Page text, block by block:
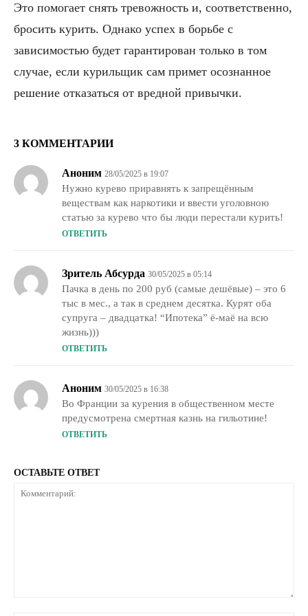
Это помогает снять тревожность и, соответственно,
бросить курить. Однако успех в борьбе с
зависимостью будет гарантирован только в том
случае, если курильщик сам примет осознанное
решение отказаться от вредной привычки.
3 КОММЕНТАРИИ
Аноним 28/05/2025 в 19:07
Нужно курево приравнять к запрещённым
веществам как наркотики и ввести уголовною
статью за курево что бы люди перестали курить!
ОТВЕТИТЬ
Зритель Абсурда 30/05/2025 в 05:14
Пачка в день по 200 руб (самые дешёвые) – это 6
тыс в мес., а так в среднем десятка. Курят оба
супруга – двадцатка! “Ипотека” ё-маё на всю
жизнь)))
ОТВЕТИТЬ
Аноним 30/05/2025 в 16:38
Во Франции за курения в общественном месте
предусмотрена смертная казнь на гильотине!
ОТВЕТИТЬ
ОСТАВЬТЕ ОТВЕТ